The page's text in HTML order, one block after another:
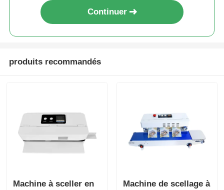
Continuer
produits recommandés
Machine à sceller en
Machine de scellage à